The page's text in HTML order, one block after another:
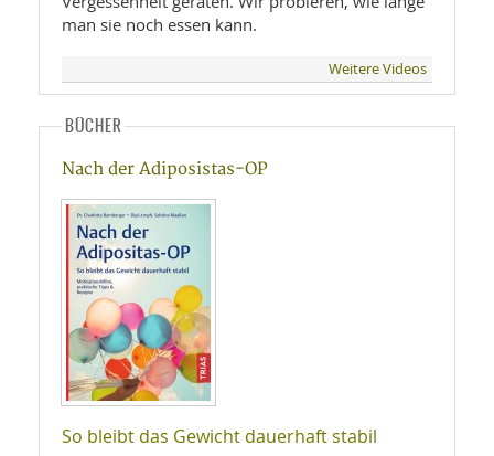
man sie noch essen kann.
Weitere Videos
BÜCHER
Nach der Adiposistas-OP
So bleibt das Gewicht dauerhaft stabil